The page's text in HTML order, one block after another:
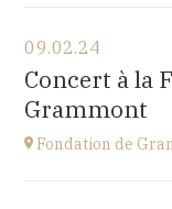
Château d'Aigle
Place du Château
at20H00
09.02.24
Concert à la
Grammont
Fondation de